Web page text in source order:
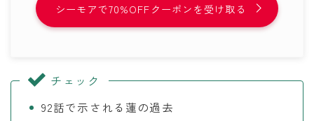
シーモアで70%OFFクーポンを受け取る
チェック
92話で示される蓮の過去